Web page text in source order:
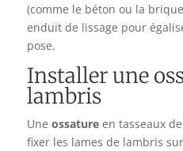
(comme le béton ou la
enduit de lissage pour
pose.
Installer une
lambris
Une ossatureen tasseaux
fixer les lames de lambris